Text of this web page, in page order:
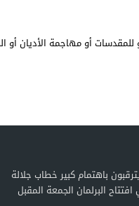
أو مهاجمة الأديان أو
باهتمام كبير خطاب جلالة
البرلمان الجمعة المقبل